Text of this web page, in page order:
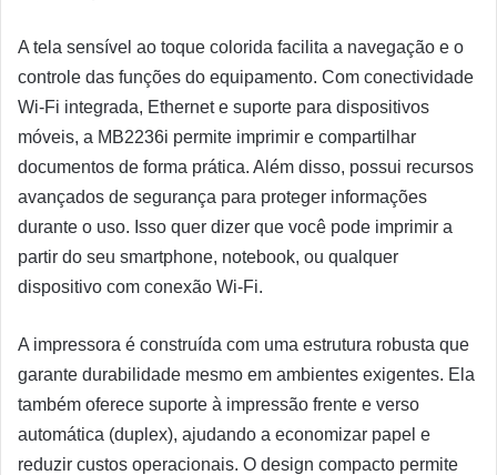
A tela sensível ao toque colorida facilita a navegação e o
controle das funções do equipamento. Com conectividade
Wi-Fi integrada, Ethernet e suporte para dispositivos
móveis, a MB2236i permite imprimir e compartilhar
documentos de forma prática. Além disso, possui recursos
avançados de segurança para proteger informações
durante o uso. Isso quer dizer que você pode imprimir a
partir do seu smartphone, notebook, ou qualquer
dispositivo com conexão Wi-Fi.
A impressora é construída com uma estrutura robusta que
garante durabilidade mesmo em ambientes exigentes. Ela
também oferece suporte à impressão frente e verso
automática (duplex), ajudando a economizar papel e
reduzir custos operacionais. O design compacto permite